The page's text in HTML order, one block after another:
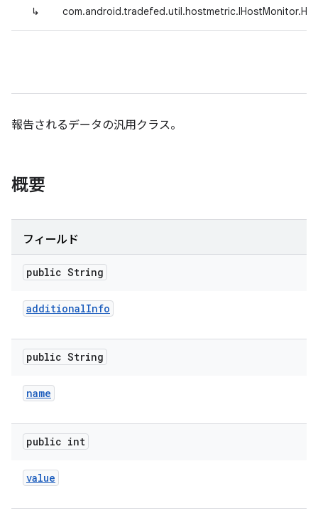
↳
報告されるデータの汎用クラス。
概要
フィールド
public String
additionalInfo
public String
name
public int
value